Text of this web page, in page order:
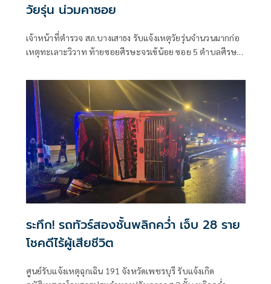
วัยรุ่น น่วมคาซอย
เจ้าหน้าที่ตำรวจ สภ.บางเสาธง รับแจ้งเหตุวัยรุ่นจำนวนมากก่อ
เหตุทะเลาะวิวาท ท้ายซอยศีรษะจรเข้น้อย ซอย 5 ตำบลศีรษะ
ระทึก! รถทัวร์สองชั้นพลิกคว่ำ เจ็บ 28 ราย
โชคดีไร้ผู้เสียชีวิต
ศูนย์รับแจ้งเหตุฉุกเฉิน 191 จังหวัดเพชรบุรี รับแจ้งเกิด